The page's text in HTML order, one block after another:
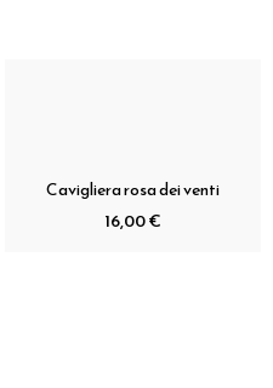
Cavigliera rosa dei venti
16,00 €